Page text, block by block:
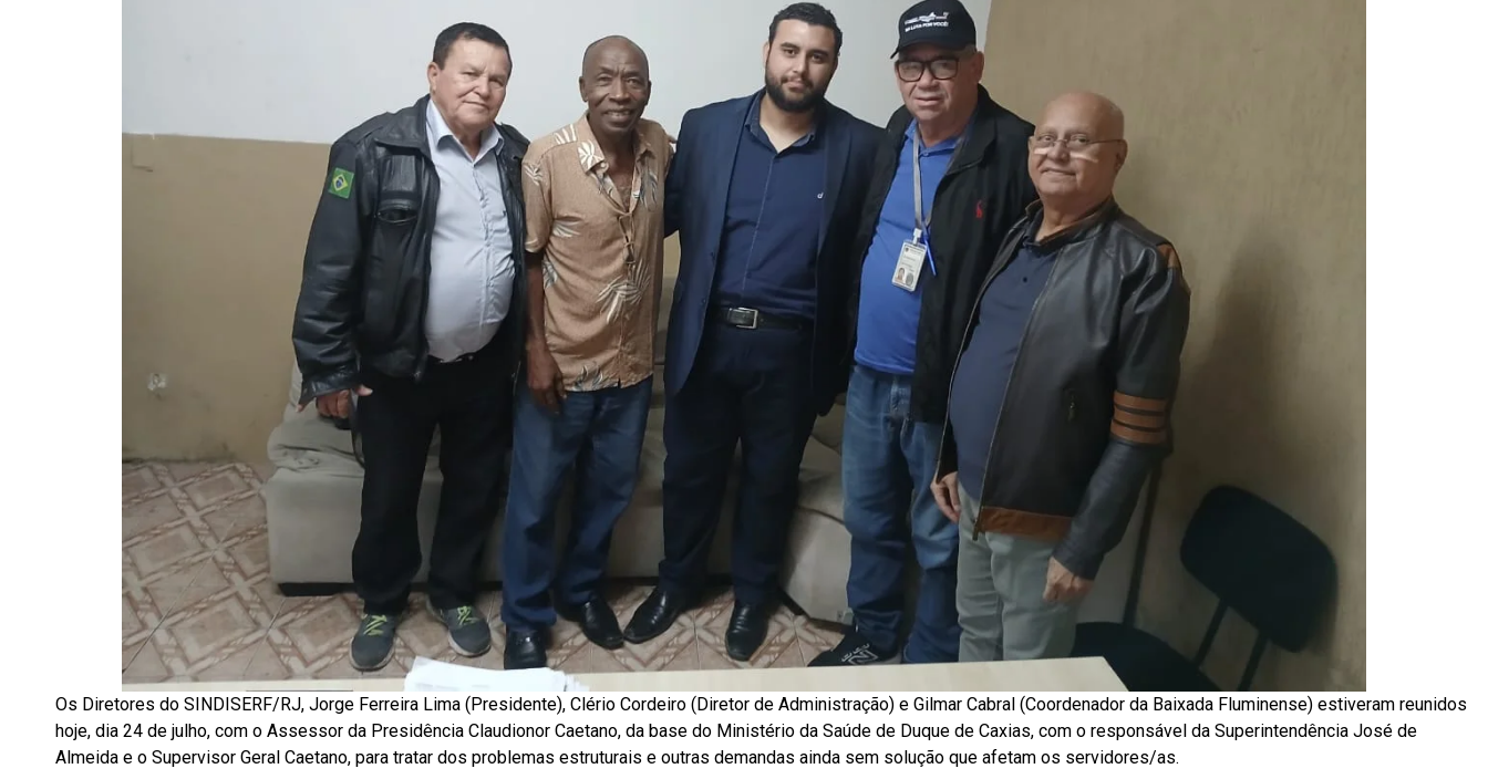
Os Diretores do SINDISERF/RJ, Jorge Ferreira Lima (Presidente), Clério Cordeiro (Diretor de Administração) e Gilmar Cabral (Coordenador da Baixada Fluminense) estiveram reunidos
hoje, dia 24 de julho, com o Assessor da Presidência Claudionor Caetano, da base do Ministério da Saúde de Duque de Caxias, com o responsável da Superintendência José de
Almeida e o Supervisor Geral Caetano, para tratar dos problemas estruturais e outras demandas ainda sem solução que afetam os servidores/as.